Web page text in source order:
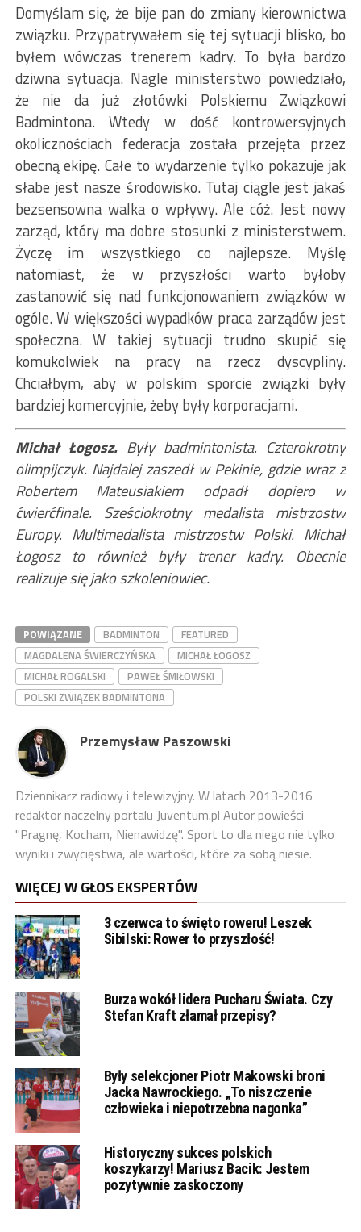
Domyślam się, że bije pan do zmiany kierownictwa
związku. Przypatrywałem się tej sytuacji blisko, bo
byłem wówczas trenerem kadry. To była bardzo
dziwna sytuacja. Nagle ministerstwo powiedziało,
że nie da już złotówki Polskiemu Związkowi
Badmintona. Wtedy w dość kontrowersyjnych
okolicznościach federacja została przejęta przez
obecną ekipę. Całe to wydarzenie tylko pokazuje jak
słabe jest nasze środowisko. Tutaj ciągle jest jakaś
bezsensowna walka o wpływy. Ale cóż. Jest nowy
zarząd, który ma dobre stosunki z ministerstwem.
Życzę im wszystkiego co najlepsze. Myślę
natomiast, że w przyszłości warto byłoby
zastanowić się nad funkcjonowaniem związków w
ogóle. W większości wypadków praca zarządów jest
społeczna. W takiej sytuacji trudno skupić się
komukolwiek na pracy na rzecz dyscypliny.
Chciałbym, aby w polskim sporcie związki były
bardziej komercyjnie, żeby były korporacjami.
Michał Łogosz.Były badmintonista. Czterokrotny
olimpijczyk. Najdalej zaszedł w Pekinie, gdzie wraz z
Robertem Mateusiakiem odpadł dopiero w
ćwierćfinale. Sześciokrotny medalista mistrzostw
Europy. Multimedalista mistrzostw Polski. Michał
Łogosz to również były trener kadry. Obecnie
realizuje się jako szkoleniowiec.
POWIĄZANE BADMINTON
FEATURED
MAGDALENA ŚWIERCZYŃSKA
MICHAŁ ŁOGOSZ
MICHAŁ ROGALSKI
PAWEŁ ŚMIŁOWSKI
POLSKI ZWIĄZEK BADMINTONA
Przemysław Paszowski
Dziennikarz radiowy i telewizyjny. W latach 2013-2016
redaktor naczelny portalu Juventum.pl Autor powieści
"Pragnę, Kocham, Nienawidzę". Sport to dla niego nie tylko
wyniki i zwycięstwa, ale wartości, które za sobą niesie.
WIĘCEJ W GŁOS EKSPERTÓW
3 czerwca to święto roweru! Leszek
Sibilski: Rower to przyszłość!
Burza wokół lidera Pucharu Świata. Czy
Stefan Kraft złamał przepisy?
Były selekcjoner Piotr Makowski broni
Jacka Nawrockiego. „To niszczenie
człowieka i niepotrzebna nagonka”
Historyczny sukces polskich
koszykarzy! Mariusz Bacik: Jestem
pozytywnie zaskoczony